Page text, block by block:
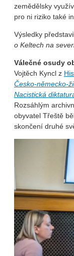
zemědělsky
pro ni riziko také
Výsledky
o Keltech na
Válečné osudy
Vojtěch Kyncl z
Česko-německo-
Nacistická
Rozsáhlým
obyvatel Třeště
skončení druhé